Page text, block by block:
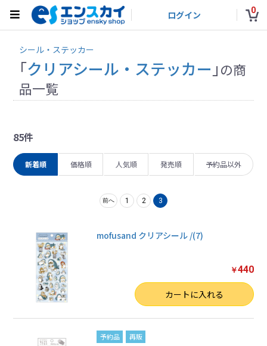
ログイン 0
シール・ステッカー
「クリアシール・ステッカー 」の商
品一覧
85件
新着順 価格順 人気順 発売順 予約品以外
前へ 1 2 3
mofusand クリアシール /(7)
￥440
カートに入れる
予約品 再販